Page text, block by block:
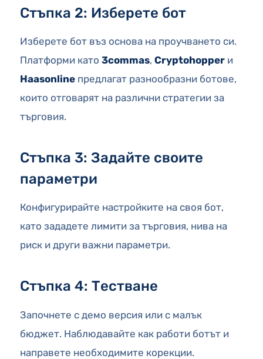
Стъпка 2: Изберете бот
Изберете бот въз основа на проучването си.
Платформи като 3commas, Cryptohopperи
Haasonlineпредлагат разнообразни ботове,
които отговарят на различни стратегии за
търговия.
Стъпка 3: Задайте своите
параметри
Конфигурирайте настройките на своя бот,
като зададете лимити за търговия, нива на
риск и други важни параметри.
Стъпка 4: Тестване
Започнете с демо версия или с малък
бюджет. Наблюдавайте как работи ботът и
направете необходимите корекции.